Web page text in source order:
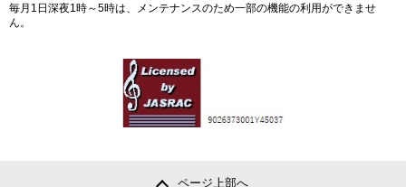
毎月1日深夜1時～5時は、メンテナンスのため一部の機能の利用ができませ
ん。
ページ上部へ